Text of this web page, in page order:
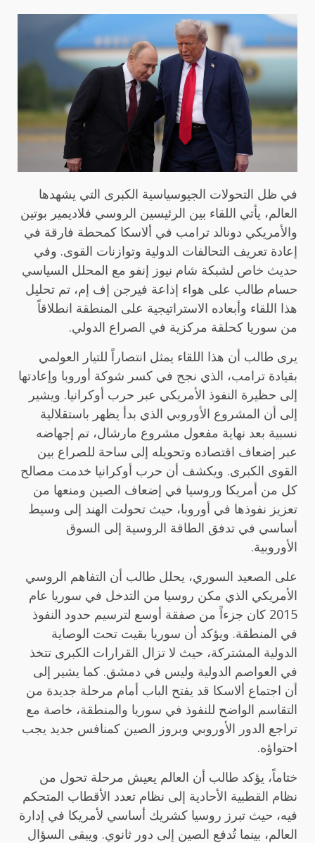
في ظل التحولات الجيوسياسية الكبرى التي يشهدها
العالم، يأتي اللقاء بين الرئيسين الروسي فلاديمير بوتين
والأمريكي دونالد ترامب في ألاسكا كمحطة فارقة في
إعادة تعريف التحالفات الدولية وتوازنات القوى. وفي
حديث خاص لشبكة شام نيوز إنفو مع المحلل السياسي
حسام طالب على هواء إذاعة فيرجن إف إم، تم تحليل
هذا اللقاء وأبعاده الاستراتيجية على المنطقة انطلاقاً
من سوريا كحلقة مركزية في الصراع الدولي.
يرى طالب أن هذا اللقاء يمثل انتصاراً للتيار العولمي
بقيادة ترامب، الذي نجح في كسر شوكة أوروبا وإعادتها
إلى حظيرة النفوذ الأمريكي عبر حرب أوكرانيا. ويشير
إلى أن المشروع الأوروبي الذي بدأ يظهر باستقلالية
نسبية بعد نهاية مفعول مشروع مارشال، تم إجهاضه
عبر إضعاف اقتصاده وتحويله إلى ساحة للصراع بين
القوى الكبرى. ويكشف أن حرب أوكرانيا خدمت مصالح
كل من أمريكا وروسيا في إضعاف الصين ومنعها من
تعزيز نفوذها في أوروبا، حيث تحولت الهند إلى وسيط
أساسي في تدفق الطاقة الروسية إلى السوق
الأوروبية.
على الصعيد السوري، يحلل طالب أن التفاهم الروسي
الأمريكي الذي مكن روسيا من التدخل في سوريا عام
2015 كان جزءاً من صفقة أوسع لترسيم حدود النفوذ
في المنطقة. ويؤكد أن سوريا بقيت تحت الوصاية
الدولية المشتركة، حيث لا تزال القرارات الكبرى تتخذ
في العواصم الدولية وليس في دمشق. كما يشير إلى
أن اجتماع ألاسكا قد يفتح الباب أمام مرحلة جديدة من
التقاسم الواضح للنفوذ في سوريا والمنطقة، خاصة مع
تراجع الدور الأوروبي وبروز الصين كمنافس جديد يجب
احتواؤه.
ختاماً، يؤكد طالب أن العالم يعيش مرحلة تحول من
نظام القطبية الأحادية إلى نظام تعدد الأقطاب المتحكم
فيه، حيث تبرز روسيا كشريك أساسي لأمريكا في إدارة
العالم، بينما تُدفع الصين إلى دور ثانوي. ويبقى السؤال